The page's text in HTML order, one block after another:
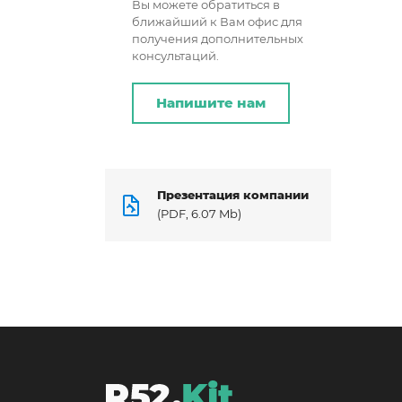
Вы можете обратиться в
ближайший к Вам офис для
получения дополнительных
консультаций.
Напишите нам
Презентация компании
(PDF, 6.07 Mb)